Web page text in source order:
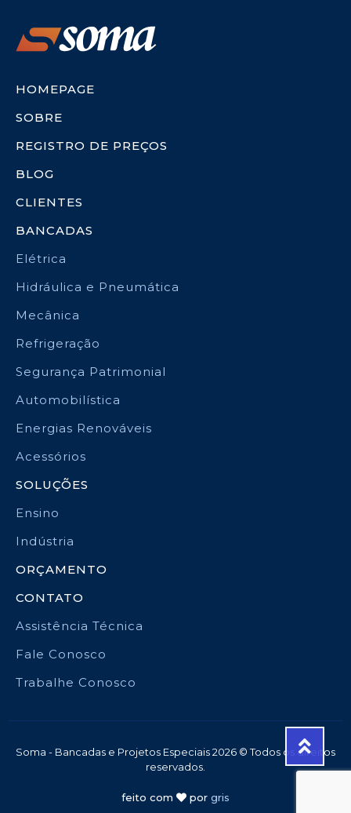
HOMEPAGE
SOBRE
REGISTRO DE PREÇOS
BLOG
CLIENTES
BANCADAS
Elétrica
Hidráulica e Pneumática
Mecânica
Refrigeração
Segurança Patrimonial
Automobilística
Energias Renováveis
Acessórios
SOLUÇÕES
Ensino
Indústria
ORÇAMENTO
CONTATO
Assistência Técnica
Fale Conosco
Trabalhe Conosco
Soma - Bancadas e Projetos Especiais 2026 © Todos os direitos
reservados.
feito com por gris